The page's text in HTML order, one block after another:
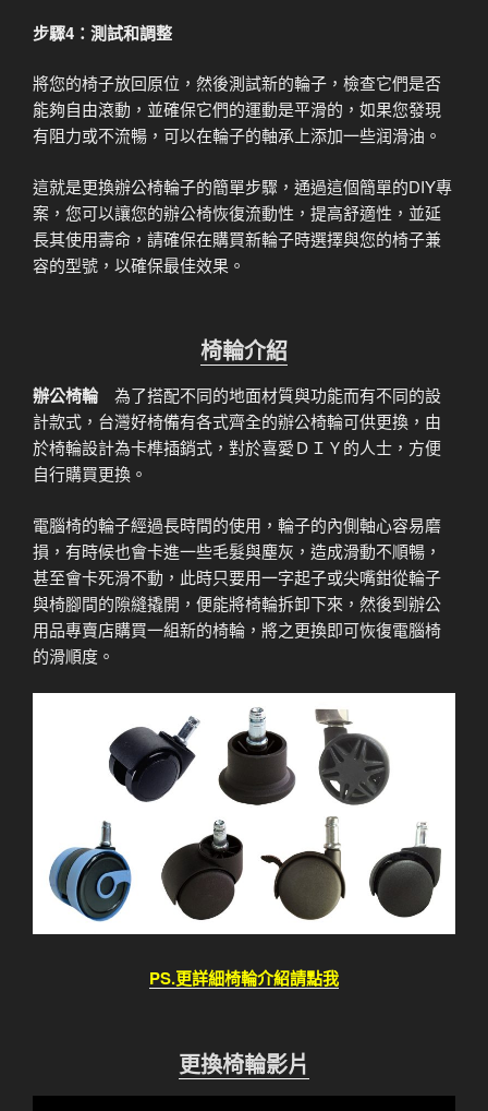
步驟4：測試和調整
將您的椅子放回原位，然後測試新的輪子，檢查它們是否
能夠自由滾動，並確保它們的運動是平滑的，如果您發現
有阻力或不流暢，可以在輪子的軸承上添加一些润滑油。
這就是更換辦公椅輪子的簡單步驟，通過這個簡單的DIY專
案，您可以讓您的辦公椅恢復流動性，提高舒適性，並延
長其使用壽命，請確保在購買新輪子時選擇與您的椅子兼
容的型號，以確保最佳效果。
椅輪介紹
辦公椅輪為了搭配不同的地面材質與功能而有不同的設
計款式，台灣好椅備有各式齊全的辦公椅輪可供更換，由
於椅輪設計為卡榫插銷式，對於喜愛ＤＩＹ的人士，方便
自行購買更換。
電腦椅的輪子經過長時間的使用，輪子的內側軸心容易磨
損，有時候也會卡進一些毛髮與塵灰，造成滑動不順暢，
甚至會卡死滑不動，此時只要用一字起子或尖嘴鉗從輪子
與椅腳間的隙縫撬開，便能將椅輪拆卸下來，然後到辦公
用品專賣店購買一組新的椅輪，將之更換即可恢復電腦椅
的滑順度。
PS.更詳細椅輪介紹請點我
更換椅輪影片